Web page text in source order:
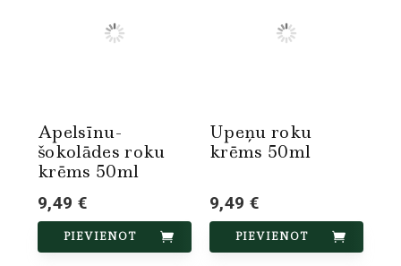
Apelsīnu-
šokolādes roku
krēms 50ml
9,49 €
PIEVIENOT
Upeņu roku
krēms 50ml
9,49 €
PIEVIENOT